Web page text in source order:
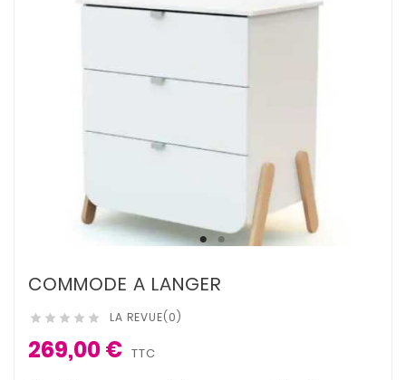
COMMODE A LANGER
     LA REVUE(0)
269,00 € TTC